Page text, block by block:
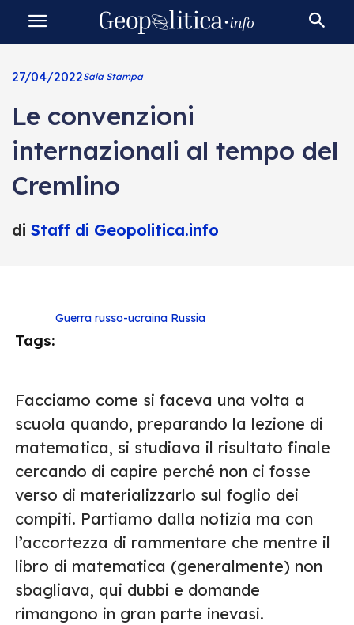
27/04/2022Sala Stampa
Le convenzioni
internazionali al tempo del
Cremlino
di Staff di Geopolitica.info
Tags:
Guerra russo-ucraina Russia
Facciamo come si faceva una volta a
scuola quando, preparando la lezione di
matematica, si studiava il risultato finale
cercando di capire perché non ci fosse
verso di materializzarlo sul foglio dei
compiti. Partiamo dalla notizia ma con
l’accortezza di rammentare che mentre il
libro di matematica (generalmente) non
sbagliava, qui dubbi e domande
rimangono in gran parte inevasi.